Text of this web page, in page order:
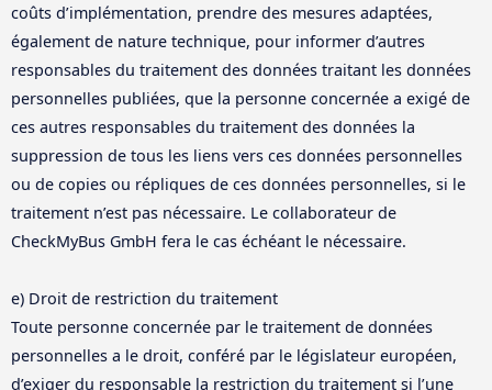
coûts d’implémentation, prendre des mesures adaptées,
également de nature technique, pour informer d’autres
responsables du traitement des données traitant les données
personnelles publiées, que la personne concernée a exigé de
ces autres responsables du traitement des données la
suppression de tous les liens vers ces données personnelles
ou de copies ou répliques de ces données personnelles, si le
traitement n’est pas nécessaire. Le collaborateur de
CheckMyBus GmbH fera le cas échéant le nécessaire.
e) Droit de restriction du traitement
Toute personne concernée par le traitement de données
personnelles a le droit, conféré par le législateur européen,
d’exiger du responsable la restriction du traitement si l’une